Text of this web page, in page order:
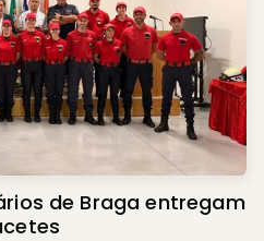
de Braga entregam